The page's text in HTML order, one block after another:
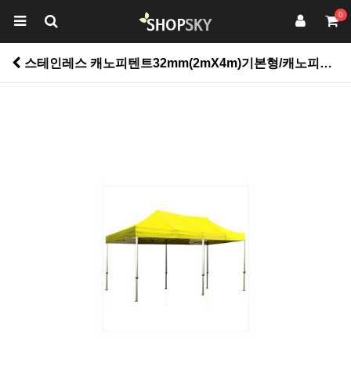
0
스테인레스 캐노피텐트32mm(2mX4m)기본형/캐노피천막 /집회.주차장.운동회.야유회.포장마차.종교행사용 > 펜션용품